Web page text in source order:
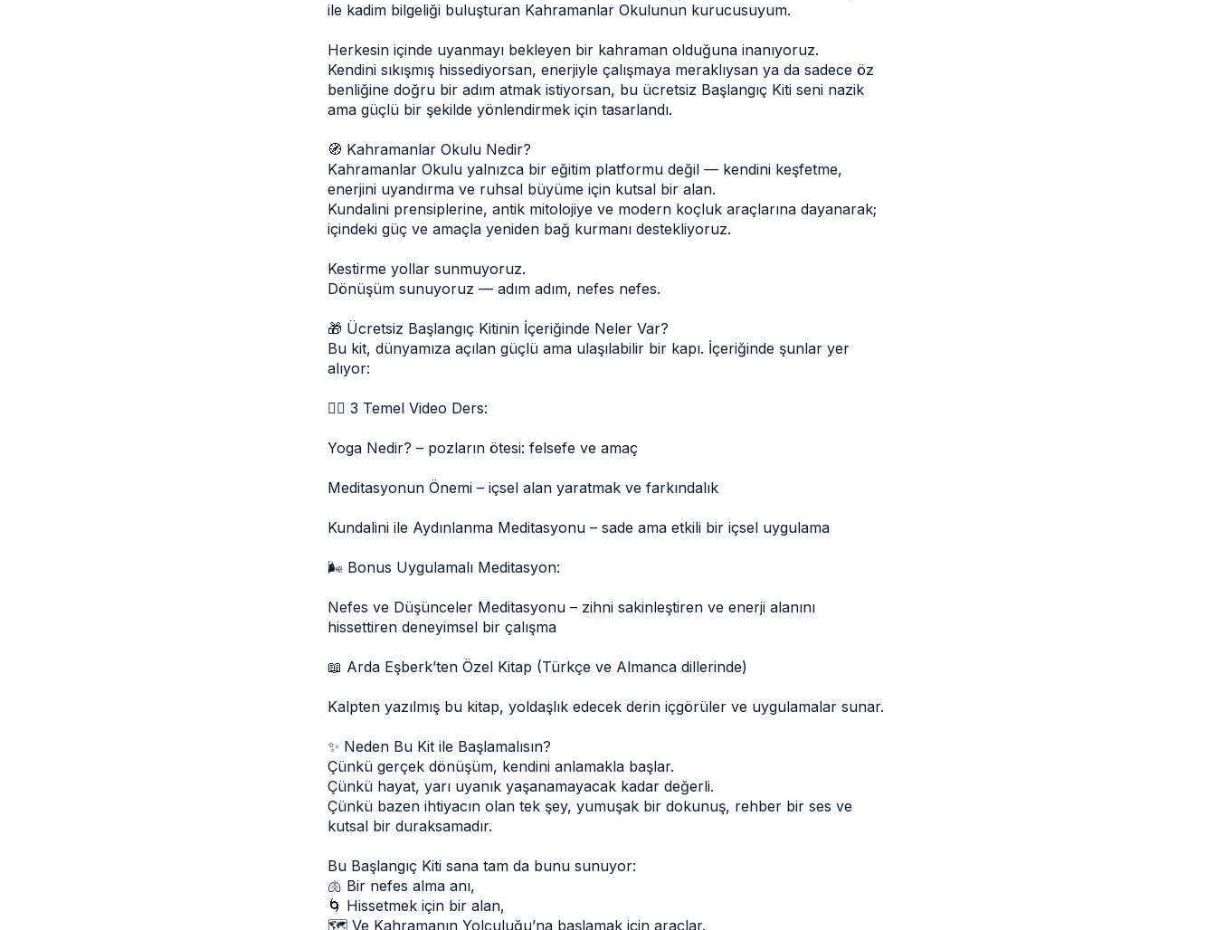
ile kadim bilgeliği buluşturan Kahramanlar Okulunun kurucusuyum.
Herkesin içinde uyanmayı bekleyen bir kahraman olduğuna inanıyoruz.
Kendini sıkışmış hissediyorsan, enerjiyle çalışmaya meraklıysan ya da sadece öz
benliğine doğru bir adım atmak istiyorsan, bu ücretsiz Başlangıç Kiti seni nazik
ama güçlü bir şekilde yönlendirmek için tasarlandı.
🧭 Kahramanlar Okulu Nedir?
Kahramanlar Okulu yalnızca bir eğitim platformu değil — kendini keşfetme,
enerjini uyandırma ve ruhsal büyüme için kutsal bir alan.
Kundalini prensiplerine, antik mitolojiye ve modern koçluk araçlarına dayanarak;
içindeki güç ve amaçla yeniden bağ kurmanı destekliyoruz.
Kestirme yollar sunmuyoruz.
Dönüşüm sunuyoruz — adım adım, nefes nefes.
🎁 Ücretsiz Başlangıç Kitinin İçeriğinde Neler Var?
Bu kit, dünyamıza açılan güçlü ama ulaşılabilir bir kapı. İçeriğinde şunlar yer
alıyor:
🧘‍♂️ 3 Temel Video Ders:
Yoga Nedir? – pozların ötesi: felsefe ve amaç
Meditasyonun Önemi – içsel alan yaratmak ve farkındalık
Kundalini ile Aydınlanma Meditasyonu – sade ama etkili bir içsel uygulama
🌬️ Bonus Uygulamalı Meditasyon:
Nefes ve Düşünceler Meditasyonu – zihni sakinleştiren ve enerji alanını
hissettiren deneyimsel bir çalışma
📖 Arda Eşberk’ten Özel Kitap (Türkçe ve Almanca dillerinde)
Kalpten yazılmış bu kitap, yoldaşlık edecek derin içgörüler ve uygulamalar sunar.
✨ Neden Bu Kit ile Başlamalısın?
Çünkü gerçek dönüşüm, kendini anlamakla başlar.
Çünkü hayat, yarı uyanık yaşanamayacak kadar değerli.
Çünkü bazen ihtiyacın olan tek şey, yumuşak bir dokunuş, rehber bir ses ve
kutsal bir duraksamadır.
Bu Başlangıç Kiti sana tam da bunu sunuyor:
🫁 Bir nefes alma anı,
🌀 Hissetmek için bir alan,
🗺️ Ve Kahramanın Yolculuğu’na başlamak için araçlar.